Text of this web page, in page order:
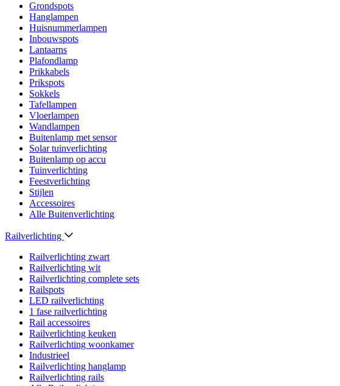
Grondspots
Hanglampen
Huisnummerlampen
Inbouwspots
Lantaarns
Plafondlamp
Prikkabels
Prikspots
Sokkels
Tafellampen
Vloerlampen
Wandlampen
Buitenlamp met sensor
Solar tuinverlichting
Buitenlamp op accu
Tuinverlichting
Feestverlichting
Stijlen
Accessoires
Alle Buitenverlichting
Railverlichting
Railverlichting zwart
Railverlichting wit
Railverlichting complete sets
Railspots
LED railverlichting
1 fase railverlichting
Rail accessoires
Railverlichting keuken
Railverlichting woonkamer
Industrieel
Railverlichting hanglamp
Railverlichting rails